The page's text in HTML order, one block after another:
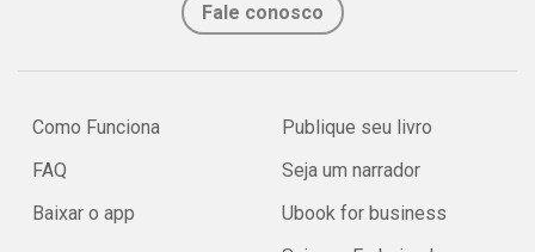
Fale conosco
Como Funciona
FAQ
Baixar o app
Publique seu livro
Seja um narrador
Ubook for business